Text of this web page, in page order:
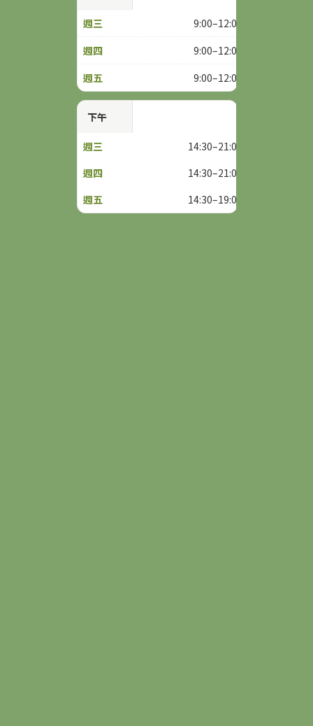
9:00–12:00
9:00–12:00
9:00–12:00
下午
14:30–21:00
14:30–21:00
14:30–19:00